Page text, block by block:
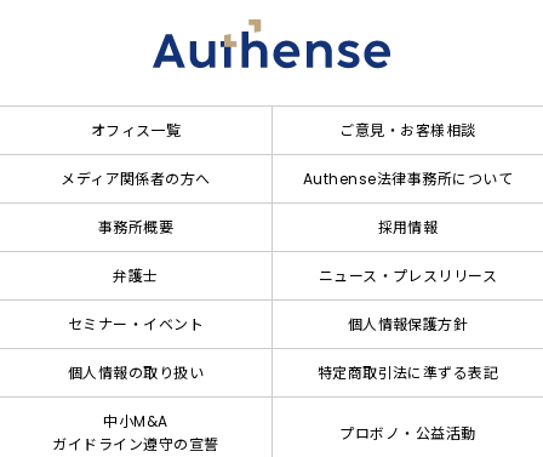
オフィス一覧 ご意見・お客様相談
メディア関係者の方へ Authense法律事務所について
事務所概要 採用情報
弁護士 ニュース・プレスリリース
セミナー・イベント 個人情報保護方針
個人情報の取り扱い 特定商取引法に準ずる表記
中小M&A
ガイドライン遵守の宣誓
プロボノ・公益活動